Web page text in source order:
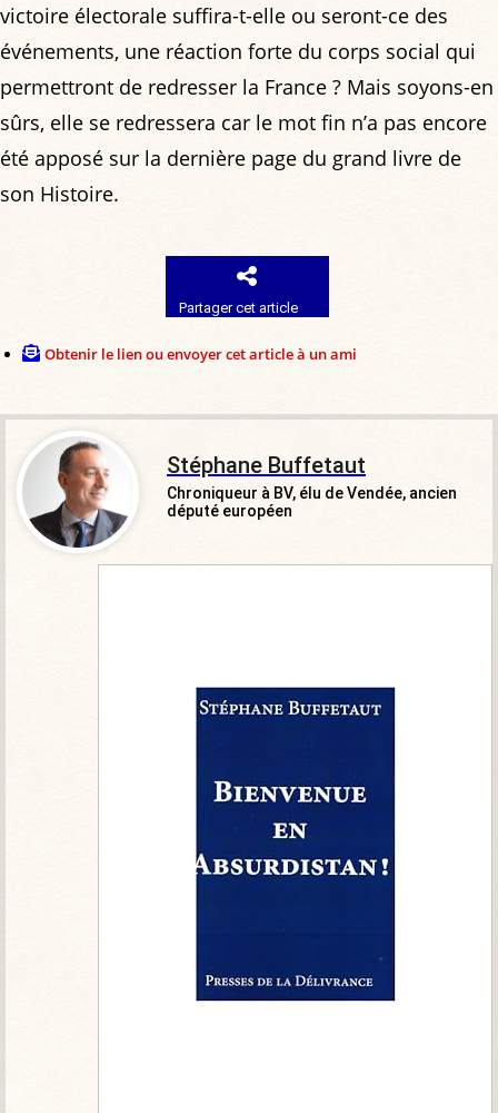
victoire électorale suffira-t-elle ou seront-ce des
événements, une réaction forte du corps social qui
permettront de redresser la France ? Mais soyons-en
sûrs, elle se redressera car le mot fin n’a pas encore
été apposé sur la dernière page du grand livre de
son Histoire.
Partager cet article
Obtenir le lien ou envoyer cet article à un ami
Stéphane Buffetaut
Chroniqueur à BV, élu de Vendée, ancien
député européen